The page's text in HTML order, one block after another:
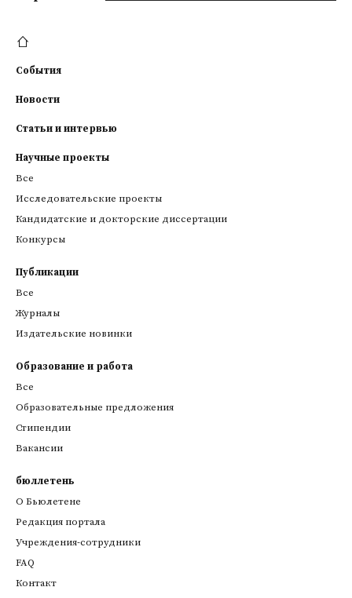
События
Новости
Статьи и интервью
Научные проекты
Все
Исследовательские проекты
Кандидатские и докторские диссертации
Конкурсы
Публикации
Все
Журналы
Издательские новинки
Образование и работа
Все
Образовательные предложения
Стипендии
Вакансии
бюллетень
О Бьюлетене
Редакция портала
Учреждения-сотрудники
FAQ
Контакт